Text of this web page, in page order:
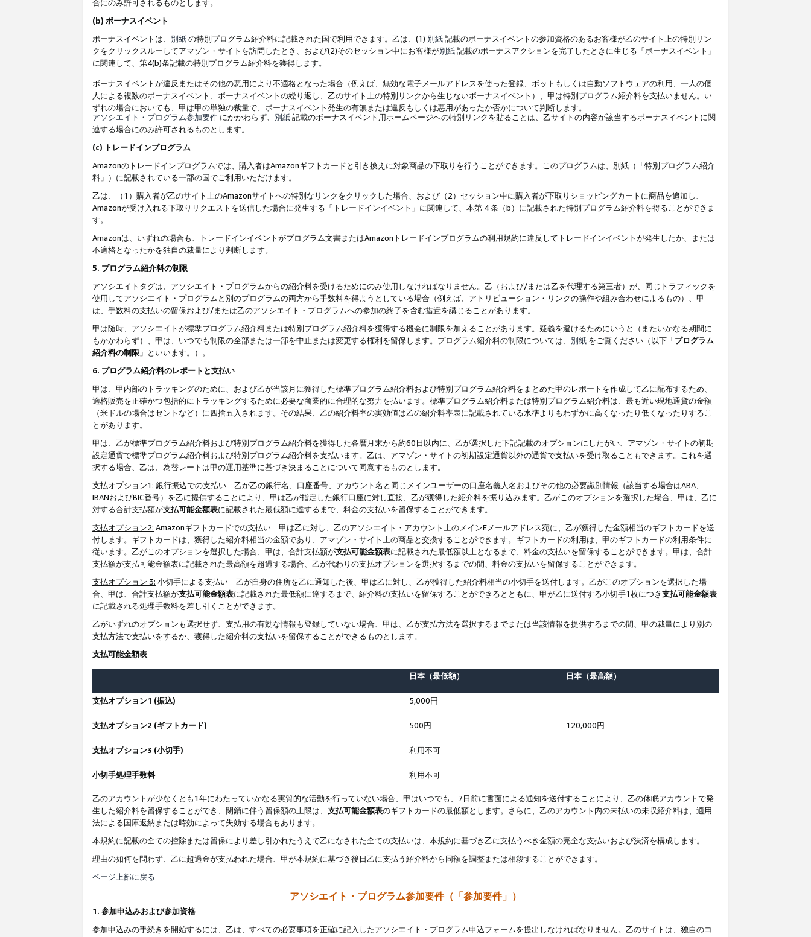
合にのみ許可されるものとします。
(b) ボーナスイベント
ボーナスイベントは、 別紙の特別プログラム紹介料に記載された国で利用できます。乙は、(1) 別紙記載のボーナスイベントの参加資格のあるお客様が乙のサイト上の特別リン
クをクリックスルーしてアマゾン・サイトを訪問したとき、および(2)そのセッション中にお客様が別紙記載のボーナスアクションを完了したときに生じる「ボーナスイベント」
に関連して、第4(b)条記載の特別プログラム紹介料を獲得します。
ボーナスイベントが違反またはその他の悪用により不適格となった場合（例えば、無効な電子メールアドレスを使った登録、ボットもしくは自動ソフトウェアの利用、一人の個
人による複数のボーナスイベント、ボーナスイベントの繰り返し、乙のサイト上の特別リンクから生じないボーナスイベント）、甲は特別プログラム紹介料を支払いません。い
ずれの場合においても、甲は甲の単独の裁量で、ボーナスイベント発生の有無または違反もしくは悪用があったか否かについて判断します。
アソシエイト・プログラム参加要件 にかかわらず、 別紙記載のボーナスイベント用ホームページへの特別リンクを貼ることは、乙サイトの内容が該当するボーナスイベントに関
連する場合にのみ許可されるものとします。
(c) トレードインプログラム
Amazonのトレードインプログラムでは、購入者はAmazonギフトカードと引き換えに対象商品の下取りを行うことができます。このプログラムは、別紙（「特別プログラム紹介
料」）に記載されている一部の国でご利用いただけます。
乙は、（1）購入者が乙のサイト上のAmazonサイトへの特別なリンクをクリックした場合、および（2）セッション中に購入者が下取りショッピングカートに商品を追加し、
Amazonが受け入れる下取りリクエストを送信した場合に発生する「トレードインイベント」に関連して、本第 4 条（b）に記載された特別プログラム紹介料を得ることができま
す。
Amazonは、いずれの場合も、トレードインイベントがプログラム文書またはAmazonトレードインプログラムの利用規約に違反してトレードインイベントが発生したか、または
不適格となったかを独自の裁量により判断します。
5. プログラム紹介料の制限
アソシエイトタグは、アソシエイト・プログラムからの紹介料を受けるためにのみ使用しなければなりません。乙（および/または乙を代理する第三者）が、同じトラフィックを
使用してアソシエイト・プログラムと別のプログラムの両方から手数料を得ようとしている場合（例えば、アトリビューション・リンクの操作や組み合わせによるもの）、甲
は、手数料の支払いの留保および/または乙のアソシエイト・プログラムへの参加の終了を含む措置を講じることがあります。
甲は随時、アソシエイトが標準プログラム紹介料または特別プログラム紹介料を獲得する機会に制限を加えることがあります。疑義を避けるためにいうと（またいかなる期間に
もかかわらず）、甲は、いつでも制限の全部または一部を中止または変更する権利を留保します。プログラム紹介料の制限については、 別紙 をご覧ください（以下「プログラム
紹介料の制限 」といいます。）。
6. プログラム紹介料のレポートと支払い
甲は、甲内部のトラッキングのために、および乙が当該月に獲得した標準プログラム紹介料および特別プログラム紹介料をまとめた甲のレポートを作成して乙に配布するため、
適格販売を正確かつ包括的にトラッキングするために必要な商業的に合理的な努力を払います。標準プログラム紹介料または特別プログラム紹介料は、最も近い現地通貨の金額
（米ドルの場合はセントなど）に四捨五入されます。その結果、乙の紹介料率の実効値は乙の紹介料率表に記載されている水準よりもわずかに高くなったり低くなったりするこ
とがあります。
甲は、乙が標準プログラム紹介料および特別プログラム紹介料を獲得した各暦月末から約60日以内に、乙が選択した下記記載のオプションにしたがい、アマゾン・サイトの初期
設定通貨で標準プログラム紹介料および特別プログラム紹介料を支払います。乙は、アマゾン・サイトの初期設定通貨以外の通貨で支払いを受け取ることもできます。これを選
択する場合、乙は、為替レートは甲の運用基準に基づき決まることについて同意するものとします。
支払オプション1: 銀行振込での支払い 乙が乙の銀行名、口座番号、アカウント名と同じメインユーザーの口座名義人名およびその他の必要識別情報（該当する場合はABA、
IBANおよびBIC番号）を乙に提供することにより、甲は乙が指定した銀行口座に対し直接、乙が獲得した紹介料を振り込みます。乙がこのオプションを選択した場合、甲は、乙に
対する合計支払額が支払可能金額表に記載された最低額に達するまで、料金の支払いを留保することができます。
支払オプション2: Amazonギフトカードでの支払い 甲は乙に対し、乙のアソシエイト・アカウント上のメインEメールアドレス宛に、乙が獲得した金額相当のギフトカードを送
付します。ギフトカードは、獲得した紹介料相当の金額であり、アマゾン・サイト上の商品と交換することができます。ギフトカードの利用は、甲のギフトカードの利用条件に
従います。乙がこのオプションを選択した場合、甲は、合計支払額が支払可能金額表に記載された最低額以上となるまで、料金の支払いを留保することができます。甲は、合計
支払額が支払可能金額表に記載された最高額を超過する場合、乙が代わりの支払オプションを選択するまでの間、料金の支払いを留保することができます。
支払オプション 3: 小切手による支払い 乙が自身の住所を乙に通知した後、甲は乙に対し、乙が獲得した紹介料相当の小切手を送付します。乙がこのオプションを選択した場
合、甲は、合計支払額が支払可能金額表に記載された最低額に達するまで、紹介料の支払いを留保することができるとともに、甲が乙に送付する小切手1枚につき支払可能金額表
に記載される処理手数料を差し引くことができます。
乙がいずれのオプションも選択せず、支払用の有効な情報も登録していない場合、甲は、乙が支払方法を選択するまでまたは当該情報を提供するまでの間、甲の裁量により別の
支払方法で支払いをするか、獲得した紹介料の支払いを留保することができるものとします。
支払可能金額表
日本（最低額） 日本（最高額）
支払オプション1 (振込) 5,000円
支払オプション2 (ギフトカード) 500円 120,000円
支払オプション3 (小切手) 利用不可
小切手処理手数料 利用不可
乙のアカウントが少なくとも1年にわたっていかなる実質的な活動を行っていない場合、甲はいつでも、7日前に書面による通知を送付することにより、乙の休眠アカウントで発
生した紹介料を留保することができ、閉鎖に伴う留保額の上限は、 支払可能金額表のギフトカードの最低額とします。さらに、乙のアカウント内の未払いの未収紹介料は、適用
法による国庫返納または時効によって失効する場合もあります。
本規約に記載の全ての控除または留保により差し引かれたうえで乙になされた全ての支払いは、本規約に基づき乙に支払うべき金額の完全な支払いおよび決済を構成します。
理由の如何を問わず、乙に超過金が支払われた場合、甲が本規約に基づき後日乙に支払う紹介料から同額を調整または相殺することができます。
ページ上部に戻る
アソシエイト・プログラム参加要件（「参加要件」）
1. 参加申込みおよび参加資格
参加申込みの手続きを開始するには、乙は、すべての必要事項を正確に記入したアソシエイト・プログラム申込フォームを提出しなければなりません。乙のサイトは、独自のコ